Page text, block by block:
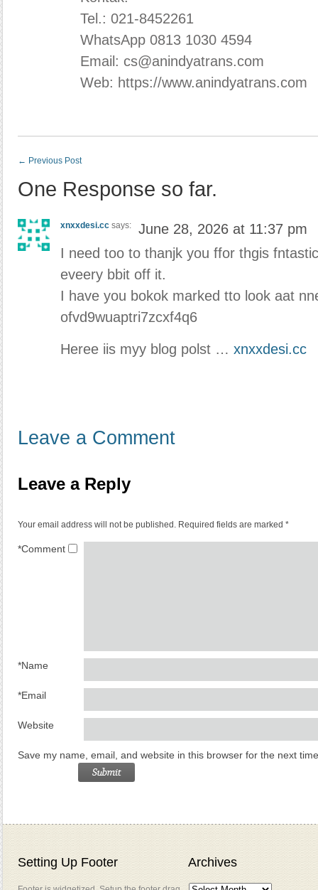
Tel.: 021-8452261
WhatsApp 0813 1030 4594
Email: cs@anindyatrans.com
Web: https://www.anindyatrans.com
← Previous Post
One Response so far.
xnxxdesi.cc says:
June 28, 2026 at 11:37 pm
I need too to thanjk you ffor thgis
eveery bbit off it.
I have you bokok marked tto look aat
ofvd9wuaptri7zcxf4q6
Heree iis myy blog polst … xnxxdesi.cc
Leave a Comment
Leave a Reply
Your email address will not be published. Required fields are marked *
Comment
*
Name
*
Email
*
Website
Save my name, email, and website in this browser for the next
Setting Up Footer Archives